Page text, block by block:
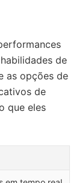
de
as opções de
de
que eles